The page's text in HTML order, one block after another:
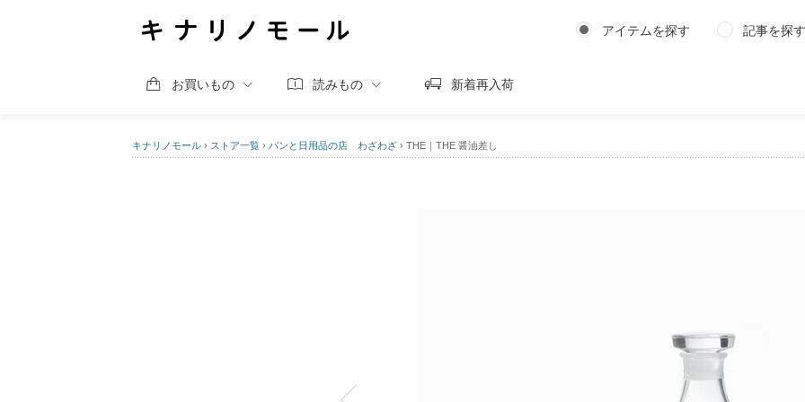
アイテムを探す 記事を探す
お買いもの 読みもの 新着再入荷
キナリノモール › ストア一覧 › パンと日用品の店 わざわざ › THE｜THE 醤油差し